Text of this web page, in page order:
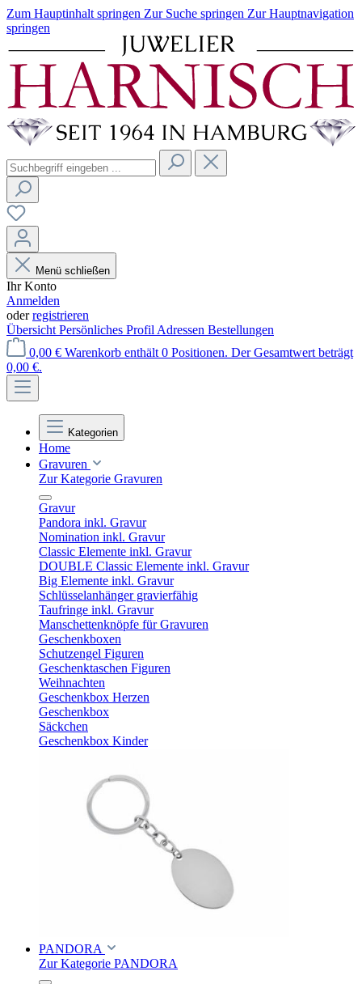
Zum Hauptinhalt springen Zur Suche springen Zur Hauptnavigation
springen
Menü schließen
Ihr Konto
Anmelden
oderregistrieren
Übersicht Persönliches Profil Adressen Bestellungen
0,00 € Warenkorb enthält 0 Positionen. Der Gesamtwert beträgt
0,00 €.
Kategorien
Home
Gravuren
Zur Kategorie Gravuren
Gravur
Pandora inkl. Gravur
Nomination inkl. Gravur
Classic Elemente inkl. Gravur
DOUBLE Classic Elemente inkl. Gravur
Big Elemente inkl. Gravur
Schlüsselanhänger gravierfähig
Taufringe inkl. Gravur
Manschettenknöpfe für Gravuren
Geschenkboxen
Schutzengel Figuren
Geschenktaschen Figuren
Weihnachten
Geschenkbox Herzen
Geschenkbox
Säckchen
Geschenkbox Kinder
PANDORA
Zur Kategorie PANDORA